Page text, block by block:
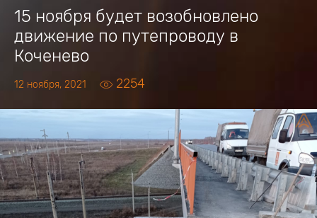
15 ноября будет возобновлено
движение по путепроводу в
Коченево
12 ноября, 2021 2254